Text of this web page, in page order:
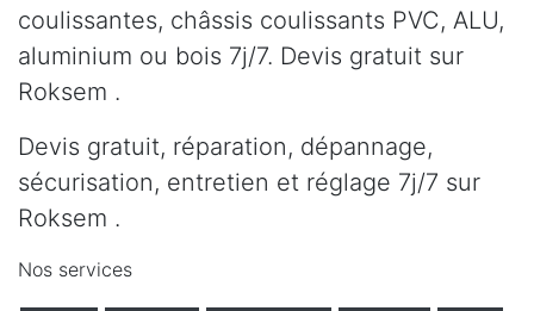
coulissantes, châssis coulissants PVC, ALU,
aluminium ou bois 7j/7. Devis gratuit sur
Roksem .
Devis gratuit, réparation, dépannage,
sécurisation, entretien et réglage 7j/7 sur
Roksem .
Nos services